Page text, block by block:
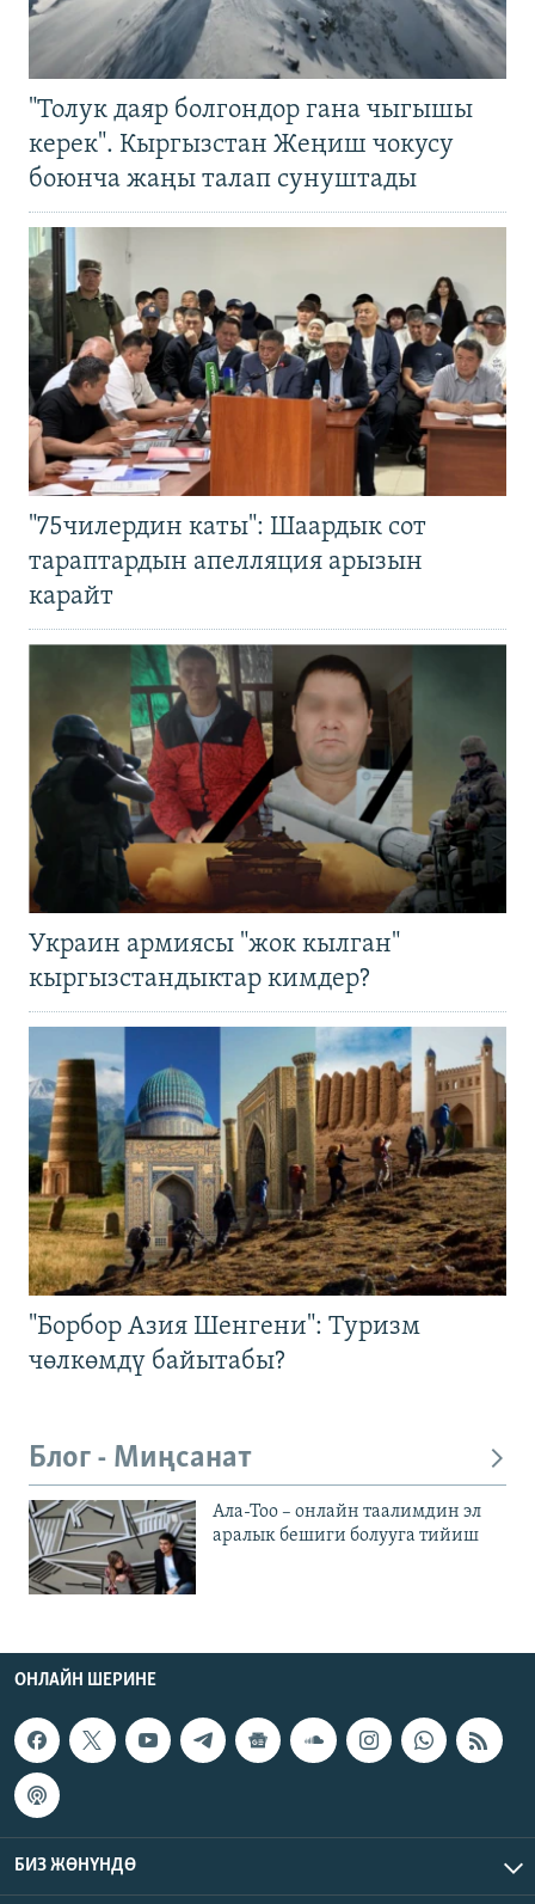
"Толук даяр болгондор гана чыгышы
керек". Кыргызстан Жеңиш чокусу
боюнча жаңы талап сунуштады
"75чилердин каты": Шаардык сот
тараптардын апелляция арызын
карайт
Украин армиясы "жок кылган"
кыргызстандыктар кимдер?
"Борбор Азия Шенгени": Туризм
чөлкөмдү байытабы?
Блог - Миңсанат
Ала-Тоо – онлайн таалимдин эл
аралык бешиги болууга тийиш
ОНЛАЙН ШЕРИНЕ
БИЗ ЖӨНҮНДӨ